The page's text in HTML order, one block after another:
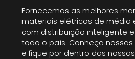
Fornecemos as melhores
materiais elétricos de média
com distribuição inteligente
todo o país. Conheça
e fique por dentro das